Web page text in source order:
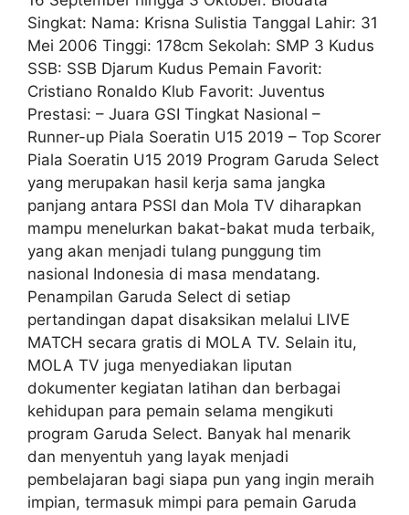
Singkat: Nama: Krisna Sulistia Tanggal Lahir: 31
Mei 2006 Tinggi: 178cm Sekolah: SMP 3 Kudus
SSB: SSB Djarum Kudus Pemain Favorit:
Cristiano Ronaldo Klub Favorit: Juventus
Prestasi: – Juara GSI Tingkat Nasional –
Runner-up Piala Soeratin U15 2019 – Top Scorer
Piala Soeratin U15 2019 Program Garuda Select
yang merupakan hasil kerja sama jangka
panjang antara PSSI dan Mola TV diharapkan
mampu menelurkan bakat-bakat muda terbaik,
yang akan menjadi tulang punggung tim
nasional Indonesia di masa mendatang.
Penampilan Garuda Select di setiap
pertandingan dapat disaksikan melalui LIVE
MATCH secara gratis di MOLA TV. Selain itu,
MOLA TV juga menyediakan liputan
dokumenter kegiatan latihan dan berbagai
kehidupan para pemain selama mengikuti
program Garuda Select. Banyak hal menarik
dan menyentuh yang layak menjadi
pembelajaran bagi siapa pun yang ingin meraih
impian, termasuk mimpi para pemain Garuda